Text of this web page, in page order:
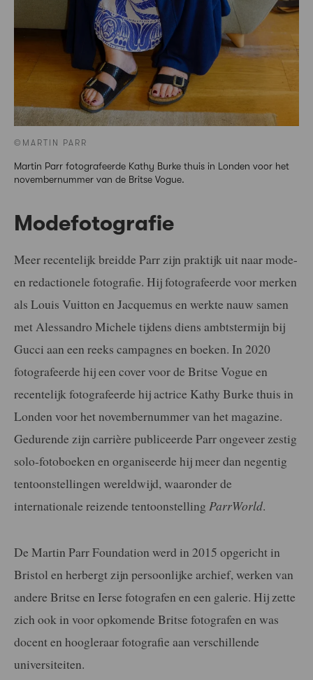
©MARTIN PARR
Martin Parr fotografeerde Kathy Burke thuis in Londen voor het
novembernummer van de Britse Vogue.
Modefotografie
Meer recentelijk breidde Parr zijn praktijk uit naar mode-
en redactionele fotografie. Hij fotografeerde voor merken
als Louis Vuitton en Jacquemus en werkte nauw samen
met Alessandro Michele tijdens diens ambtstermijn bij
Gucci aan een reeks campagnes en boeken. In 2020
fotografeerde hij een cover voor de Britse Vogue en
recentelijk fotografeerde hij actrice Kathy Burke thuis in
Londen voor het novembernummer van het magazine.
Gedurende zijn carrière publiceerde Parr ongeveer zestig
solo-fotoboeken en organiseerde hij meer dan negentig
tentoonstellingen wereldwijd, waaronder de
internationale reizende tentoonstelling ParrWorld.
De Martin Parr Foundation werd in 2015 opgericht in
Bristol en herbergt zijn persoonlijke archief, werken van
andere Britse en Ierse fotografen en een galerie. Hij zette
zich ook in voor opkomende Britse fotografen en was
docent en hoogleraar fotografie aan verschillende
universiteiten.